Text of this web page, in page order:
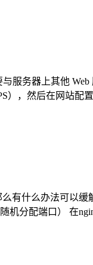
服务器上其他
，然后在网站配
有什么办法可以
机分配端口） 在